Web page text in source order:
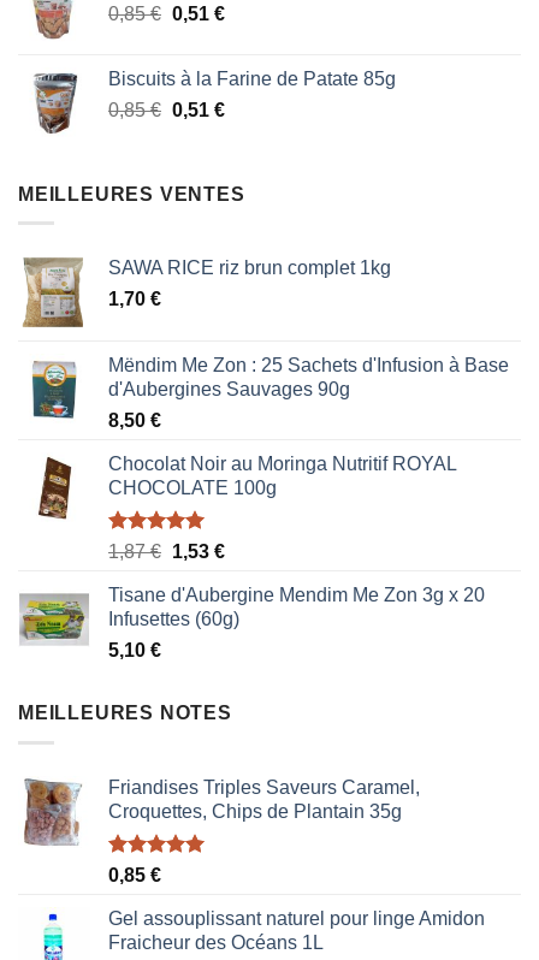
était : est :
0,85€ Le
était :
0,85 €.
0,51 €Le
est :
0,51 €.
Biscuits à la Farine de Patate 85g
0,85€ Le
était :
0,51 €Le
est :
MEILLEURES VENTES
SAWA RICE riz brun complet 1kg
1,70 €
Mëndim Me Zon : 25 Sachets d'Infusion à Base
d'Aubergines Sauvages 90g
8,50 €
Chocolat Noir au Moringa Nutritif ROYAL
CHOCOLATE 100g
Note5.00
1,87€ Le
initial
était :
1,53 €Le
actuel
est :
Tisane d'Aubergine Mendim Me Zon 3g x 20
Infusettes (60g)
5,10 €
MEILLEURES NOTES
Friandises Triples Saveurs Caramel,
Croquettes, Chips de Plantain 35g
Note5.00
0,85 €
Gel assouplissant naturel pour linge Amidon
Fraicheur des Océans 1L